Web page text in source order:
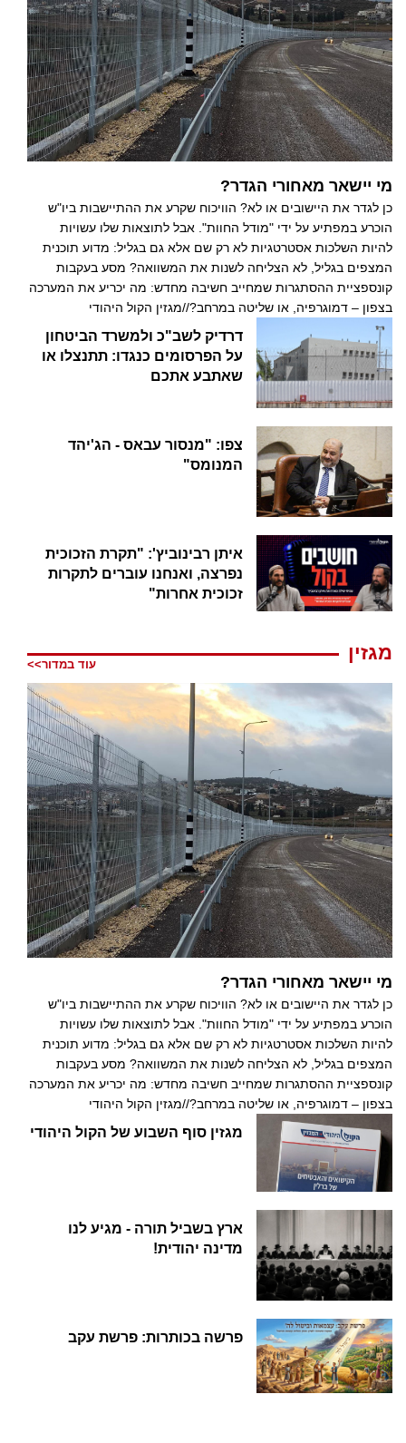
מי יישאר מאחורי הגדר?
כן לגדר את היישובים או לא? הוויכוח שקרע את ההתיישבות ביו"ש
הוכרע במפתיע על ידי "מודל החוות". אבל לתוצאות שלו עשויות
להיות השלכות אסטרטגיות לא רק שם אלא גם בגליל: מדוע תוכנית
המצפים בגליל, לא הצליחה לשנות את המשוואה? מסע בעקבות
קונספציית ההסתגרות שמחייב חשיבה מחדש: מה יכריע את המערכה
בצפון – דמוגרפיה, או שליטה במרחב?//מגזין הקול היהודי
דרדיק לשב"כ ולמשרד הביטחון
על הפרסומים כנגדו: תתנצלו או
שאתבע אתכם
צפו: "מנסור עבאס - הג'יהד
המנומס"
איתן רבינוביץ': "תקרת הזכוכית
נפרצה, ואנחנו עוברים לתקרות
זכוכית אחרות"
מגזין
עוד במדור>>
מי יישאר מאחורי הגדר?
כן לגדר את היישובים או לא? הוויכוח שקרע את ההתיישבות ביו"ש
הוכרע במפתיע על ידי "מודל החוות". אבל לתוצאות שלו עשויות
להיות השלכות אסטרטגיות לא רק שם אלא גם בגליל: מדוע תוכנית
המצפים בגליל, לא הצליחה לשנות את המשוואה? מסע בעקבות
קונספציית ההסתגרות שמחייב חשיבה מחדש: מה יכריע את המערכה
בצפון – דמוגרפיה, או שליטה במרחב?//מגזין הקול היהודי
מגזין סוף השבוע של הקול היהודי
ארץ בשביל תורה - מגיע לנו
מדינה יהודית!
פרשה בכותרות: פרשת עקב